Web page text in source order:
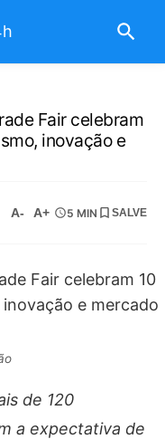
Fair celebram
inovação e
A- A+ 5 MIN SALVE
de 120
a expectativa de